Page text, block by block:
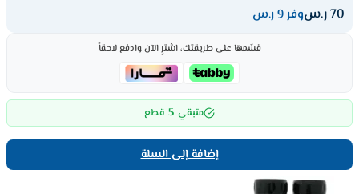
70ر.سوفر 9 ر.س
قسّمها على طريقتك، اشترِ الآن وادفع لاحقاً
متبقي 5 قطع
إضافة إلى السلة